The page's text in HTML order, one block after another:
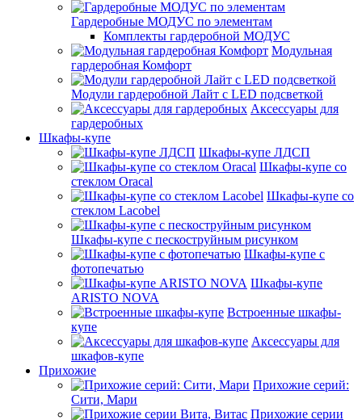
Гардеробные МОДУС по элементам
Комплекты гардеробной МОДУС
Модульная
гардеробная Комфорт
Модули гардеробной Лайт с LED подсветкой
Аксессуары для
гардеробных
Шкафы-купе
Шкафы-купе ЛДСП
Шкафы-купе со
стеклом Oracal
Шкафы-купе со
стеклом Lacobel
Шкафы-купе с пескоструйным рисунком
Шкафы-купе с
фотопечатью
Шкафы-купе
ARISTO NOVA
Встроенные шкафы-
купе
Аксессуары для
шкафов-купе
Прихожие
Прихожие серий:
Сити, Мари
Прихожие серии